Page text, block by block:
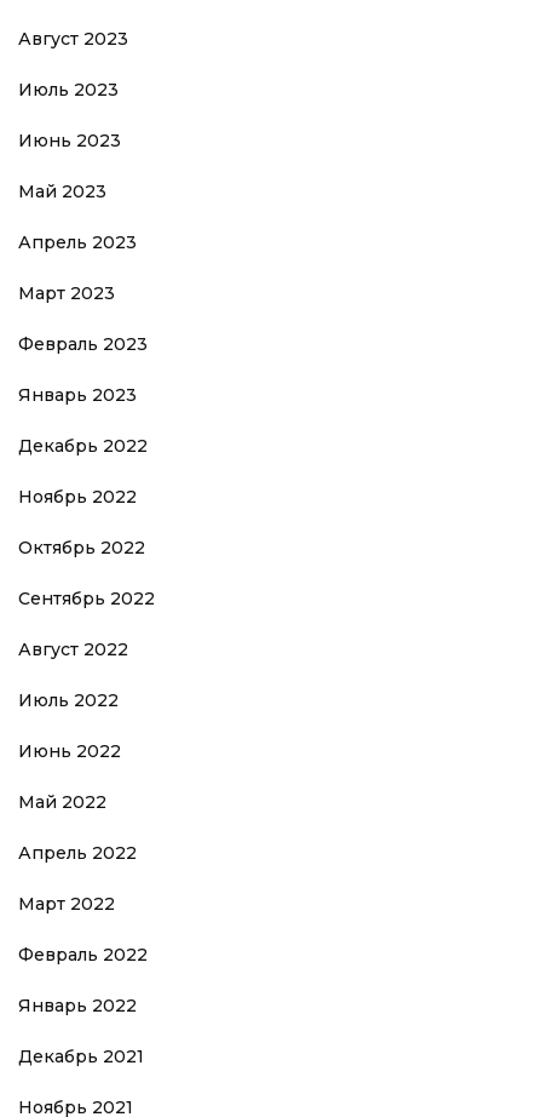
Август 2023
Июль 2023
Июнь 2023
Май 2023
Апрель 2023
Март 2023
Февраль 2023
Январь 2023
Декабрь 2022
Ноябрь 2022
Октябрь 2022
Сентябрь 2022
Август 2022
Июль 2022
Июнь 2022
Май 2022
Апрель 2022
Март 2022
Февраль 2022
Январь 2022
Декабрь 2021
Ноябрь 2021